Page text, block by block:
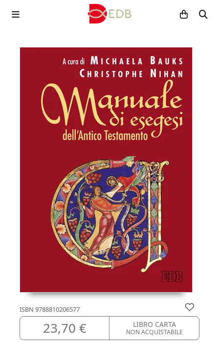
ISBN 9788810206577
23,70 € LIBRO CARTA
NON ACQUISTABILE